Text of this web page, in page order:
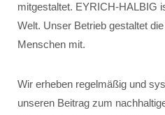
mitgestaltet. EYRICH-HALBIG
Welt. Unser Betrieb gestaltet
Menschen mit.
Wir erheben regelmäßig und
unseren Beitrag zum